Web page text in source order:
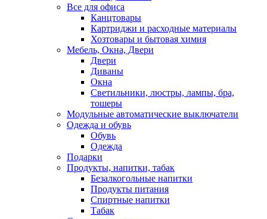
Все для офиса
Канцтовары
Картриджи и расходные материалы
Хозтовары и бытовая химия
Мебель, Окна, Двери
Двери
Диваны
Окна
Светильники, люстры, лампы, бра,
тошеры
Модульные автоматические выключатели
Одежда и обувь
Обувь
Одежда
Подарки
Продукты, напитки, табак
Безалкогольные напитки
Продукты питания
Спиртные напитки
Табак